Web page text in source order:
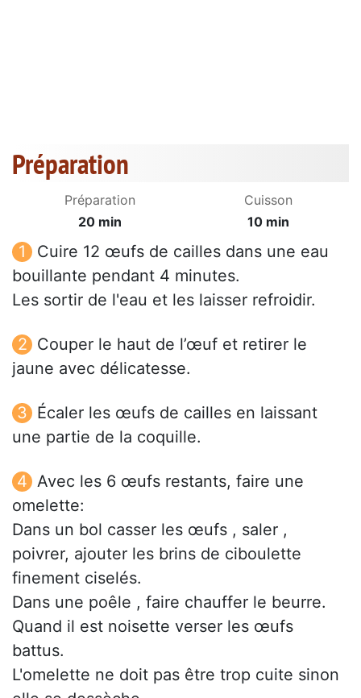
Préparation
Préparation
20 min
Cuisson
10 min
Cuire 12 œufs de cailles dans une eau
bouillante pendant 4 minutes.
Les sortir de l'eau et les laisser refroidir.
Couper le haut de l’œuf et retirer le
jaune avec délicatesse.
Écaler les œufs de cailles en laissant
une partie de la coquille.
Avec les 6 œufs restants, faire une
omelette:
Dans un bol casser les œufs , saler ,
poivrer, ajouter les brins de ciboulette
finement ciselés.
Dans une poêle , faire chauffer le beurre.
Quand il est noisette verser les œufs
battus.
L'omelette ne doit pas être trop cuite sinon